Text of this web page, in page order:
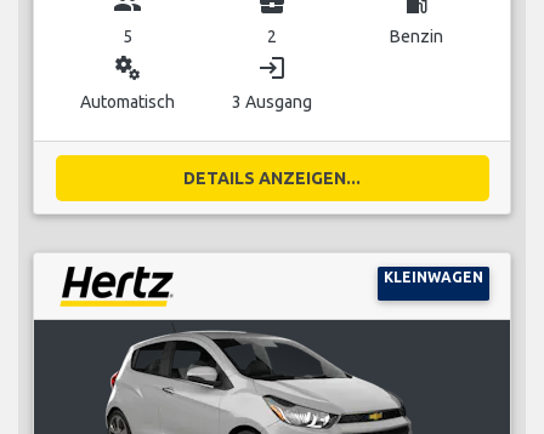
5 2 Benzin
miscellaneous_services
Automatisch
login
3 Ausgang
DETAILS ANZEIGEN...
KLEINWAGEN